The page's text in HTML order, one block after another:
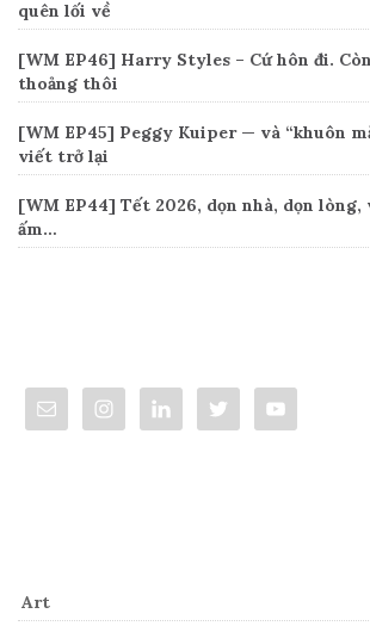
quên lối về
[WM EP46] Harry Styles – Cứ hôn đi.
thoảng thôi
[WM EP45] Peggy Kuiper — và “khuôn
viết trở lại
[WM EP44] Tết 2026, dọn nhà, dọn
ấm…
Art